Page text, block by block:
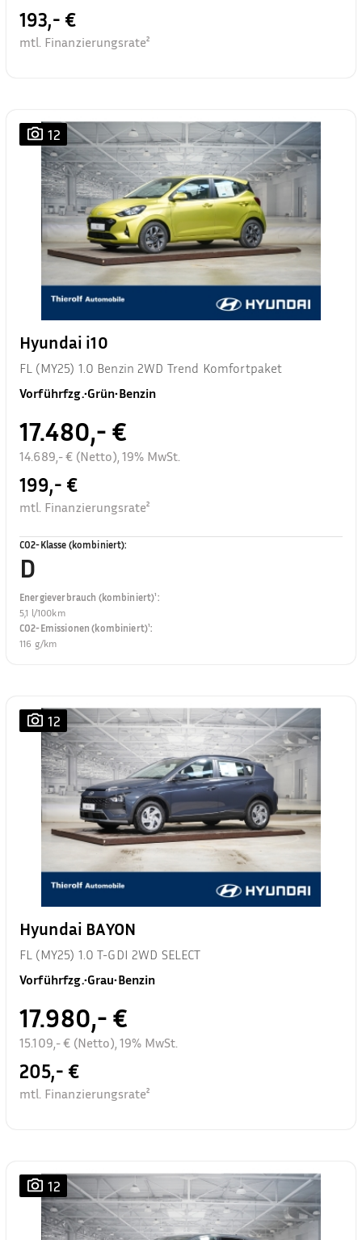
193,- €
mtl. Finanzierungsrate²
12
Hyundai i10
FL (MY25) 1.0 Benzin 2WD Trend Komfortpaket
Vorführfzg.•Grün•Benzin
17.480,- €
14.689,- € (Netto), 19% MwSt.
199,- €
mtl. Finanzierungsrate²
CO2-Klasse (kombiniert):
D
Energieverbrauch (kombiniert)¹:
5,1 l/100km
CO2-Emissionen (kombiniert)¹:
116 g/km
12
Hyundai BAYON
FL (MY25) 1.0 T-GDI 2WD SELECT
Vorführfzg.•Grau•Benzin
17.980,- €
15.109,- € (Netto), 19% MwSt.
205,- €
mtl. Finanzierungsrate²
12